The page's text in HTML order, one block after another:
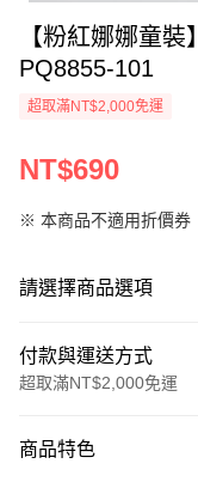
【粉紅娜娜童
PQ8855-101
超取滿NT$2,000免運
NT$690
※ 本商品不適用折價券
請選擇商品選項
付款與運送方式
超取滿NT$2,000免運
信用卡一次付款
商品特色